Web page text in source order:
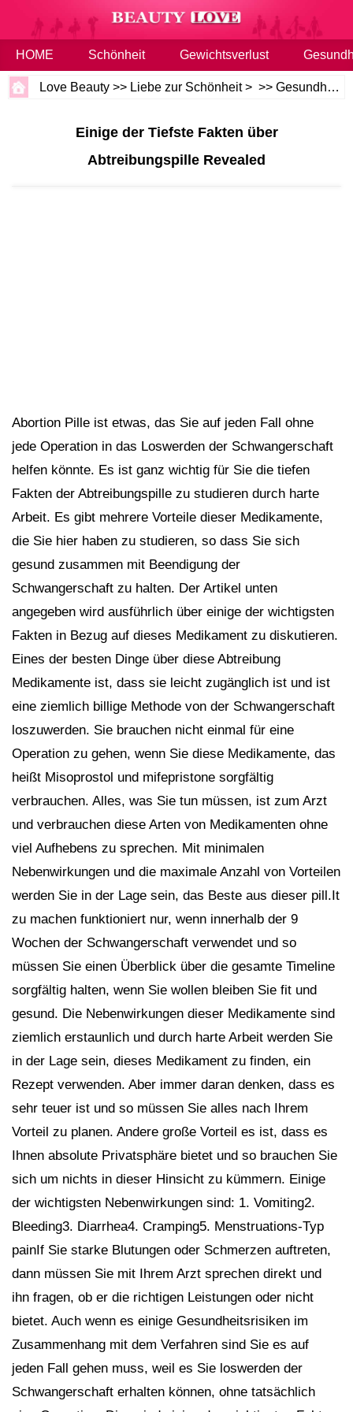
HOME Schönheit Gewichtsverlust
Love Beauty >> Liebe zur Schönheit> >>Gesundheit und Wellness
Einige der Tiefste Fakten über
Abtreibungspille Revealed
Abortion Pille ist etwas, das Sie auf jeden Fall ohne
jede Operation in das Loswerden der Schwangerschaft
helfen könnte. Es ist ganz wichtig für Sie die tiefen
Fakten der Abtreibungspille zu studieren durch harte
Arbeit. Es gibt mehrere Vorteile dieser Medikamente,
die Sie hier haben zu studieren, so dass Sie sich
gesund zusammen mit Beendigung der
Schwangerschaft zu halten. Der Artikel unten
angegeben wird ausführlich über einige der wichtigsten
Fakten in Bezug auf dieses Medikament zu diskutieren.
Eines der besten Dinge über diese Abtreibung
Medikamente ist, dass sie leicht zugänglich ist und ist
eine ziemlich billige Methode von der Schwangerschaft
loszuwerden. Sie brauchen nicht einmal für eine
Operation zu gehen, wenn Sie diese Medikamente, das
heißt Misoprostol und mifepristone sorgfältig
verbrauchen. Alles, was Sie tun müssen, ist zum Arzt
und verbrauchen diese Arten von Medikamenten ohne
viel Aufhebens zu sprechen. Mit minimalen
Nebenwirkungen und die maximale Anzahl von Vorteilen
werden Sie in der Lage sein, das Beste aus dieser pill.It
zu machen funktioniert nur, wenn innerhalb der 9
Wochen der Schwangerschaft verwendet und so
müssen Sie einen Überblick über die gesamte Timeline
sorgfältig halten, wenn Sie wollen bleiben Sie fit und
gesund. Die Nebenwirkungen dieser Medikamente sind
ziemlich erstaunlich und durch harte Arbeit werden Sie
in der Lage sein, dieses Medikament zu finden, ein
Rezept verwenden. Aber immer daran denken, dass es
sehr teuer ist und so müssen Sie alles nach Ihrem
Vorteil zu planen. Andere große Vorteil es ist, dass es
Ihnen absolute Privatsphäre bietet und so brauchen Sie
sich um nichts in dieser Hinsicht zu kümmern. Einige
der wichtigsten Nebenwirkungen sind: 1. Vomiting2.
Bleeding3. Diarrhea4. Cramping5. Menstruations-Typ
painIf Sie starke Blutungen oder Schmerzen auftreten,
dann müssen Sie mit Ihrem Arzt sprechen direkt und
ihn fragen, ob er die richtigen Leistungen oder nicht
bietet. Auch wenn es einige Gesundheitsrisiken im
Zusammenhang mit dem Verfahren sind Sie es auf
jeden Fall gehen muss, weil es Sie loswerden der
Schwangerschaft erhalten können, ohne tatsächlich